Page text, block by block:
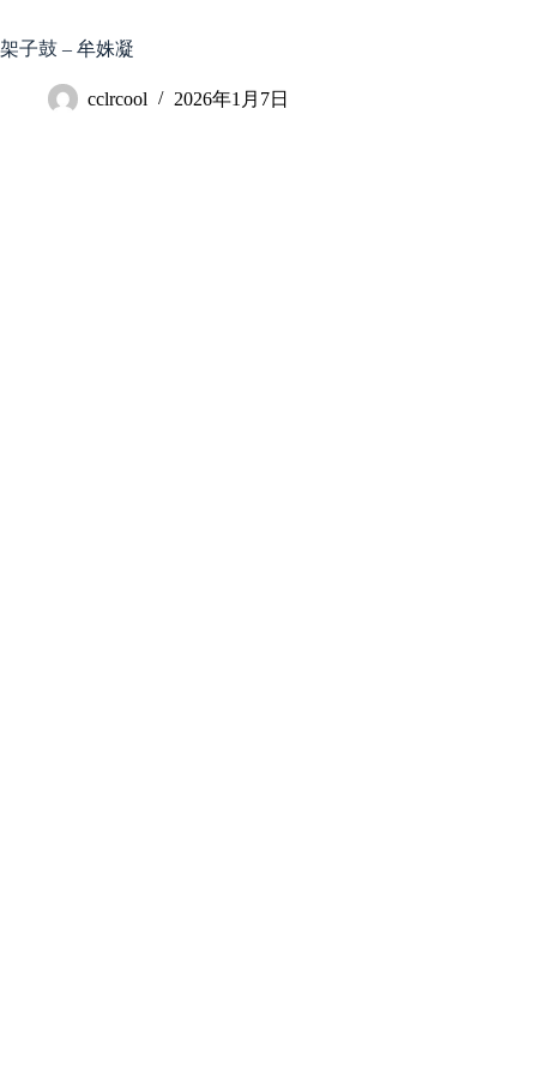
至
内
架子鼓 – 牟姝凝
cclrcool 2026年1月7日